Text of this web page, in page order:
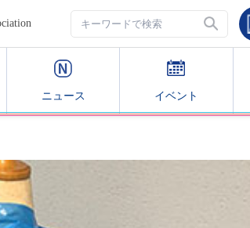
ニュース
イベント